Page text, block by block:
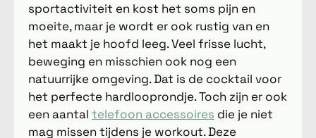
sportactiviteit en kost het soms pijn en
moeite, maar je wordt er ook rustig van en
het maakt je hoofd leeg. Veel frisse lucht,
beweging en misschien ook nog een
natuurrijke omgeving. Dat is de cocktail voor
het perfecte hardlooprondje. Toch zijn er ook
een aantal telefoon accessoires die je niet
mag missen tijdens je workout. Deze